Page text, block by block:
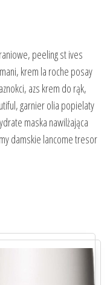
peeling st ives
krem la roche posay
azs krem do rąk,
garnier olia popielaty
maska nawilżająca
damskie lancome tresor